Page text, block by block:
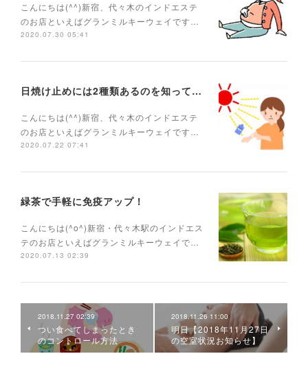
こんにちは(^^)新宿、代々木のインドエステ
のお店といえばグランミルキーウェイです…
2020.07.30 05:41
日焼け止めには2種類あるのを知っていますか？
こんにちは(^^)新宿、代々木のインドエステ
のお店といえばグランミルキーウェイです…
2020.07.22 07:41
緑茶で手軽に免疫アップ！
こんにちは(^o^)新宿・代々木駅のインドエス
テのお店といえばグランミルキーウェイで…
2020.07.13 02:39
2018.11.27 02:39
つい食べてしまったとき
のコントロール方法
2018.11.26 11:00
明日【2018年11月27日
の空室状況お知らせ】